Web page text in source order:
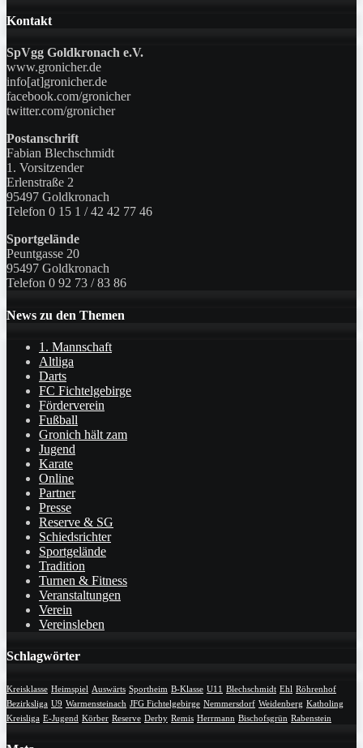
Kontakt
SpVgg Goldkronach e.V.
www.gronicher.de
info[at]gronicher.de
facebook.com/gronicher
twitter.com/gronicher
Postanschrift
Fabian Blechschmidt
1. Vorsitzender
Erlenstraße 2
95497 Goldkronach
Telefon 0 15 1 / 42 42 77 46
Sportgelände
Peuntgasse 20
95497 Goldkronach
Telefon 0 92 73 / 83 86
News zu den Themen
1. Mannschaft
Altliga
Darts
FC Fichtelgebirge
Förderverein
Fußball
Gronich hält zam
Jugend
Karate
Online
Partner
Presse
Reserve & SG
Schiedsrichter
Sportgelände
Tradition
Turnen & Fitness
Veranstaltungen
Verein
Vereinsleben
Schlagwörter
Kreisklasse Heimspiel Auswärts Sportheim B-Klasse U11 Blechschmidt Ehl Röhrenhof
Bezirksliga U9 Warmensteinach JFG Fichtelgebirge Nemmersdorf Weidenberg Katholing
Kreisliga E-Jugend Körber Reserve Derby Remis Herrmann Bischofsgrün Rabenstein